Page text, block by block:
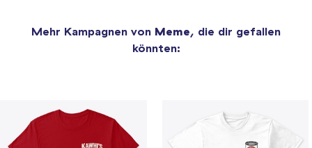
Mehr Kampagnen von Meme, die dir gefallen
könnten: